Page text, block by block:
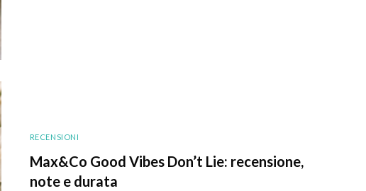
RECENSIONI
Max&Co Good Vibes Don’t Lie: recensione,
note e durata